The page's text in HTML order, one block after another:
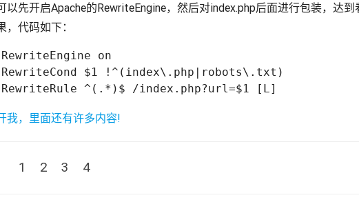
以先开启Apache的RewriteEngine，然后对index.php后面进行包装，达
，代码如下：
on
$1 !^(index\.php|robots\.txt)
我，里面还有许多内容!
1 2 3 4